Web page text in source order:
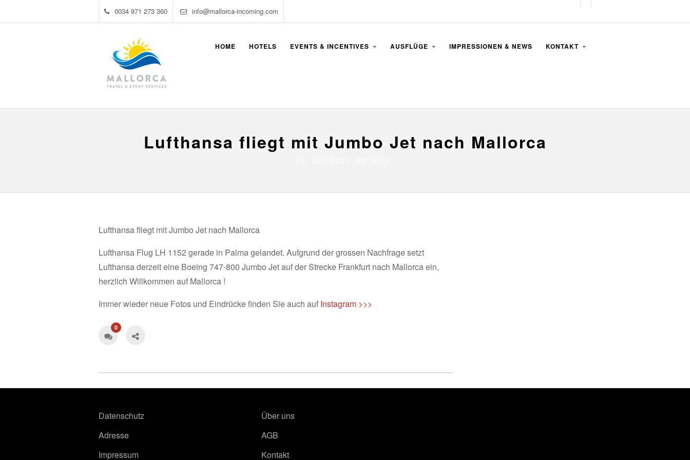
0034 971 273 360 info@mallorca-incoming.com
HOME HOTELS EVENTS & INCENTIVES AUSFLÜGE IMPRESSIONEN & NEWS KONTAKT
Lufthansa fliegt mit Jumbo Jet nach Mallorca
Lufthansa fliegt mit Jumbo Jet nach Mallorca
Lufthansa Flug LH 1152 gerade in Palma gelandet. Aufgrund der grossen Nachfrage setzt
Lufthansa derzeit eine Boeing 747-800 Jumbo Jet auf der Strecke Frankfurt nach Mallorca ein,
herzlich Willkommen auf Mallorca !
Immer wieder neue Fotos und Eindrücke finden Sie auch auf Instagram >>>
0
Datenschutz
Adresse
Impressum
Über uns
AGB
Kontakt